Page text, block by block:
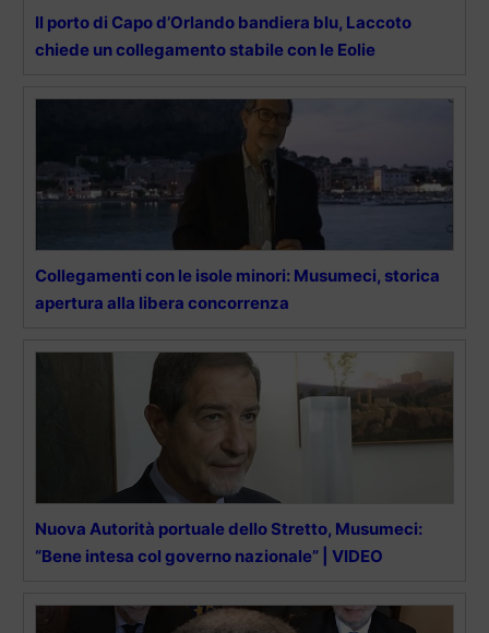
Il porto di Capo d’Orlando bandiera blu, Laccoto
chiede un collegamento stabile con le Eolie
Collegamenti con le isole minori: Musumeci, storica
apertura alla libera concorrenza
Nuova Autorità portuale dello Stretto, Musumeci:
“Bene intesa col governo nazionale” | VIDEO